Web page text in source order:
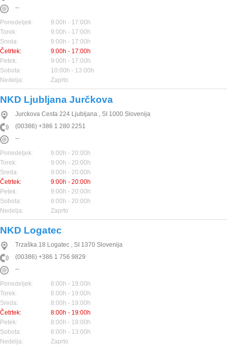
--
Ponedeljek:
9:00h - 17:00h
Torek:
9:00h - 17:00h
Sreda:
9:00h - 17:00h
Četrtek:
9:00h - 17:00h
Petek:
9:00h - 17:00h
Sobota:
10:00h - 13:00h
Nedelja:
Zaprto
NKD Ljubljana Jurčkova
Jurckova Cesta 224 Ljubljana , SI 1000 Slovenija
(00386) +386 1 280 2251
--
Ponedeljek:
9:00h - 20:00h
Torek:
9:00h - 20:00h
Sreda:
9:00h - 20:00h
Četrtek:
9:00h - 20:00h
Petek:
9:00h - 20:00h
Sobota:
9:00h - 20:00h
Nedelja:
Zaprto
NKD Logatec
Trzaška 18 Logatec , SI 1370 Slovenija
(00386) +386 1 756 9829
--
Ponedeljek:
8:00h - 19:00h
Torek:
8:00h - 19:00h
Sreda:
8:00h - 19:00h
Četrtek:
8:00h - 19:00h
Petek:
8:00h - 19:00h
Sobota:
8:00h - 13:00h
Nedelja:
Zaprto